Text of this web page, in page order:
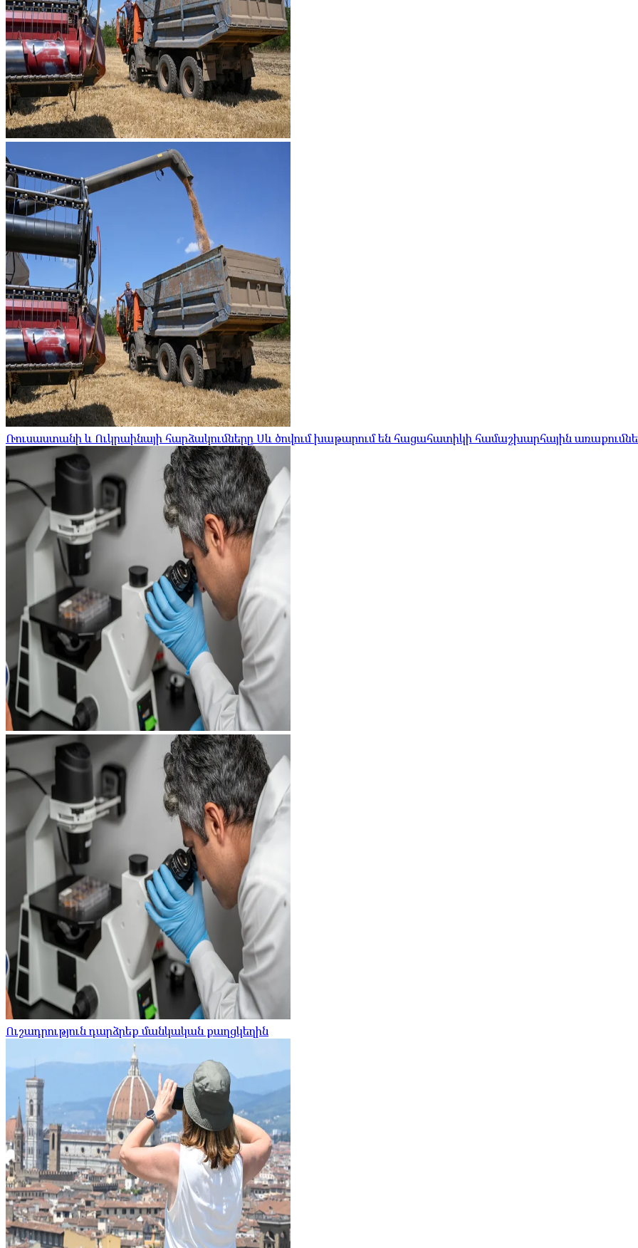
Ռուսաստանի և Ուկրաինայի հարձակումները Սև ծովում խաթարում են հացահատիկի համաշխարհային
Ուշադրություն դարձրեք մանկական քաղցկեղին